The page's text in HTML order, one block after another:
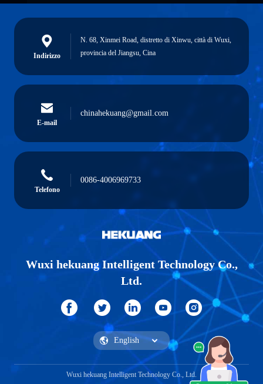
Indirizzo
N. 68, Xinmei Road, distretto di Xinwu, città di Wuxi,
provincia del Jiangsu, Cina
E-mail
chinahekuang@gmail.com
Telefono
0086-4006969733
Wuxi hekuang Intelligent Technology Co.,
Ltd.
Wuxi hekuang Intelligent Technology Co., Ltd.